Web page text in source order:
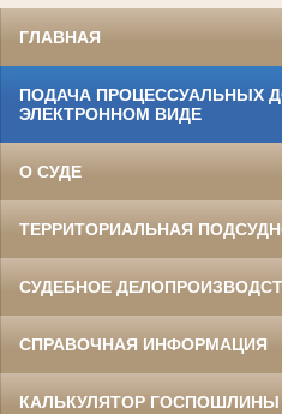
ГЛАВНАЯ
ПОДАЧА ПРОЦЕССУАЛЬНЫХ
ЭЛЕКТРОННОМ ВИДЕ
О СУДЕ
ТЕРРИТОРИАЛЬНАЯ
СУДЕБНОЕ
СПРАВОЧНАЯ ИНФОРМАЦИЯ
КАЛЬКУЛЯТОР ГОСПОШЛИНЫ